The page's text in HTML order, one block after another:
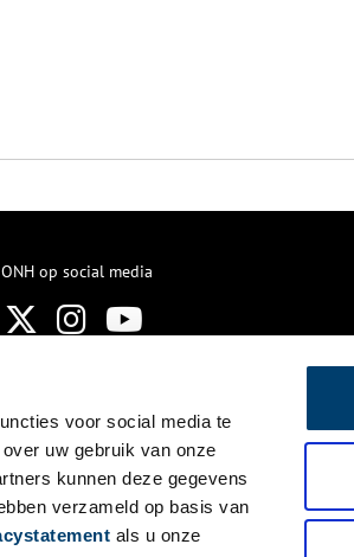
voor social media te
uw gebruik van onze
kunnen deze gegevens
verzameld op basis van
als u onze
op social media